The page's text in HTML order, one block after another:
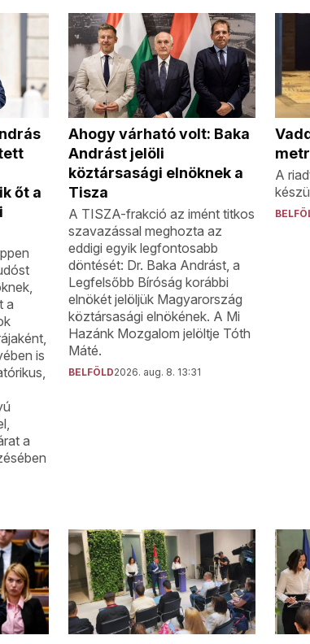
őt a
a
is
a
Ahogy várható volt: Baka
Andrást jelöli
köztársasági elnöknek a
Tisza
A TISZA-frakció az imént titkos
szavazással meghozta az
eddigi egyik legfontosabb
döntését: Dr. Baka Andrást, a
Legfelsőbb Bíróság korábbi
elnökét jelöljük Magyarország
köztársasági elnökének. A Mi
Hazánk Mozgalom jelöltje Tóth
Máté.
BELFÖLD2026. aug. 8. 13:31
A